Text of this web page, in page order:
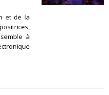
et de la
à